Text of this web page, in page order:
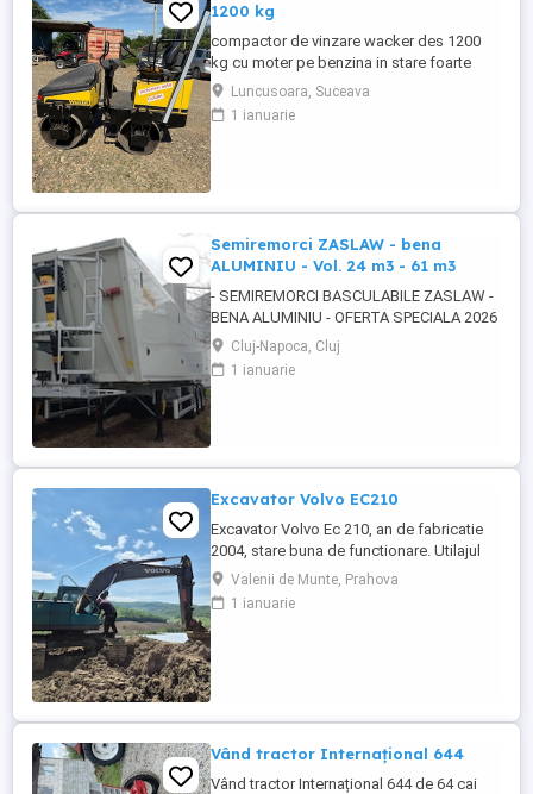
1200 kg
compactor de vinzare wacker des 1200
kg cu moter pe benzina in stare foarte
buna de functionare cu vibratie si apa pt
valurii pentru mai multe detalii pe watzup
darius
Luncusoara, Suceava
1 ianuarie
Semiremorci ZASLAW - bena
ALUMINIU - Vol. 24 m3 - 61 m3
- SEMIREMORCI BASCULABILE ZASLAW -
BENA ALUMINIU - OFERTA SPECIALA 2026
!! - VEHICULE NOI - ( pe stoc SAU în
fabricație ZASLAW - cu termen SCURT de
livrare ) DESCRIERE VEHICULE : -
Cluj-Napoca, Cluj
1 ianuarie
Excavator Volvo EC210
Excavator Volvo Ec 210, an de fabricatie
2004, stare buna de functionare. Utilajul
are cupla hidarulica rapida, linii hidraulice
auxiliare pentru picon, foarfeca, etc.
Motorul este Deutz-Volvo cu racire pe
Valenii de Munte, Prahova
1 ianuarie
Vând tractor Internațional 644
Vând tractor Internațional 644 de 64 cai